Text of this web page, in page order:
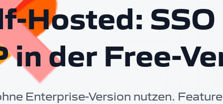
Hosted:
der Free-
Enterprise-Version nutzen.